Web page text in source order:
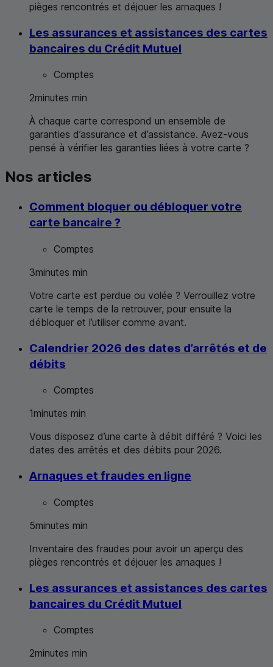
pièges rencontrés et déjouer les arnaques !
Les assurances et assistances des cartes
bancaires du Crédit Mutuel
Comptes
2minutes min
À chaque carte correspond un ensemble de
garanties d’assurance et d’assistance. Avez-vous
pensé à vérifier les garanties liées à votre carte ?
Nos articles
Comment bloquer ou débloquer votre
carte bancaire ?
Comptes
3minutes min
Votre carte est perdue ou volée ? Verrouillez votre
carte le temps de la retrouver, pour ensuite la
débloquer et l’utiliser comme avant.
Calendrier 2026 des dates d’arrêtés et de
débits
Comptes
1minutes min
Vous disposez d’une carte à débit différé ? Voici les
dates des arrêtés et des débits pour 2026.
Arnaques et fraudes en ligne
Comptes
5minutes min
Inventaire des fraudes pour avoir un aperçu des
pièges rencontrés et déjouer les arnaques !
Les assurances et assistances des cartes
bancaires du Crédit Mutuel
Comptes
2minutes min